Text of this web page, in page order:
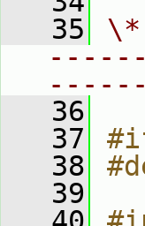
   35
   36
   37
   38
   39